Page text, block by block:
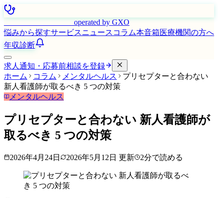
operated by GXO
悩みから探すサービスニュース コラム本音箱医療機関の方へ
年収診断
求人通知・応募前相談を登録
ホーム
コラム メンタルヘルス
プリセプターと合わない
新人看護師が取るべき 5 つの対策
メンタルヘルス
プリセプターと合わない 新人看護師が
取るべき 5 つの対策
2026年4月24日 2026年5月12日 更新 2分で読める